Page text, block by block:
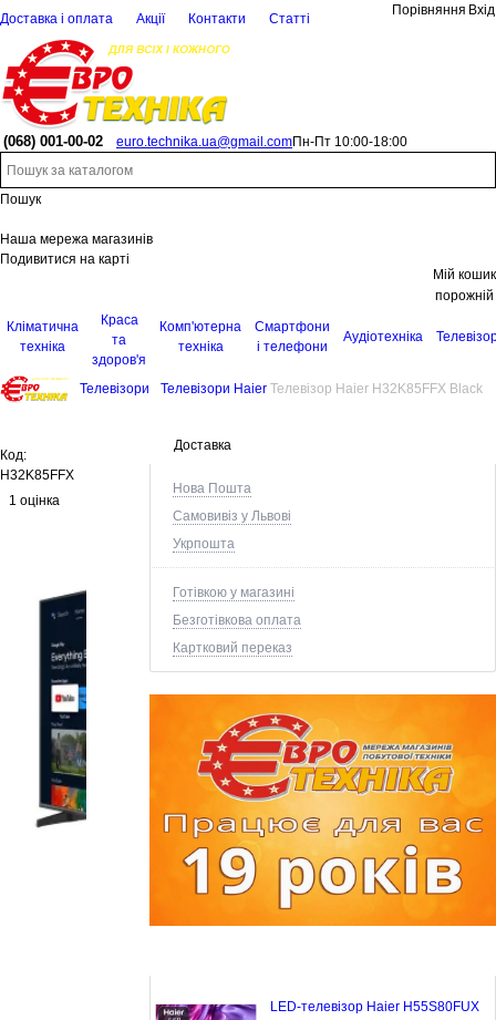
Доставка і оплата Акції Контакти Статті
Порівняння Вхід
(068) 001-00-02 euro.technika.ua@gmail.comПн-Пт 10:00-18:00
Пошук
Наша мережа магазинів
Подивитися на карті
Мій кошик
порожній
Кліматична
техніка
Краса
та
здоров'я
Комп'ютерна
техніка
Смартфони
і телефони
Аудіотехніка
Телевізори Телевізори Haier Телевізор Haier H32K85FFX Black
Доставка
Нова Пошта
Самовивіз у Львові
Укрпошта
Готівкою у магазині
Безготівкова оплата
Картковий переказ
LED-телевізор Haier H55S80FUX
Код:
H32K85FFX
1 оцінка